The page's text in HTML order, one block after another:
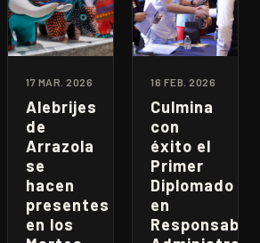
17 MAR. 2026
Alebrijes
de
Arrazola
se
hacen
presentes
en los
16 FEB. 2026
Culmina
con
éxito el
Primer
Diplomado
en